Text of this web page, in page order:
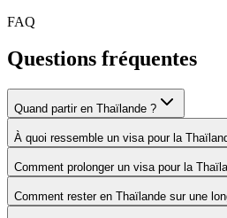
FAQ
Questions fréquentes
Quand partir en Thaïlande ?
À quoi ressemble un visa pour la
Comment prolonger un visa pour la
Comment rester en Thaïlande sur une